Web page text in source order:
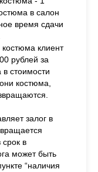
в салон
время сдачи
клиент
рублей за
в стоимости
костюма,
залог в
в
может быть
“наличия